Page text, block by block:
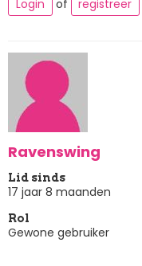
Login of registreer
Ravenswing
Lid sinds
17 jaar 8 maanden
Rol
Gewone gebruiker